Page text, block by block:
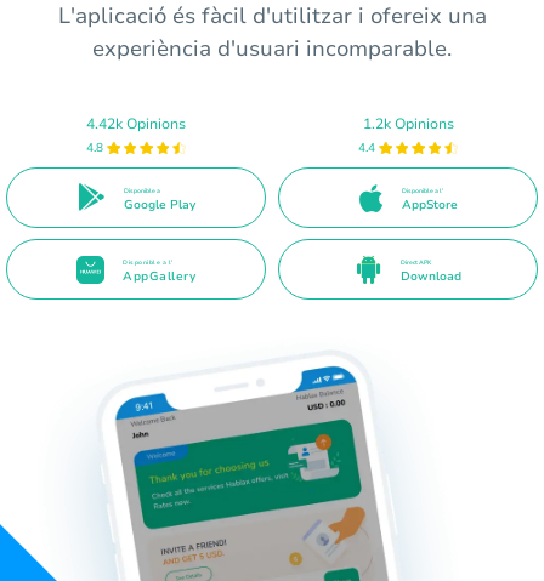
L'aplicació és fàcil d'utilitzar i ofereix una
experiència d'usuari incomparable.
4.42k Opinions
4.8
Disponible a
Google Play
1.2k Opinions
4.4
Disponible a l'
AppStore
Disponible a l'
AppGallery
Direct APK
Download